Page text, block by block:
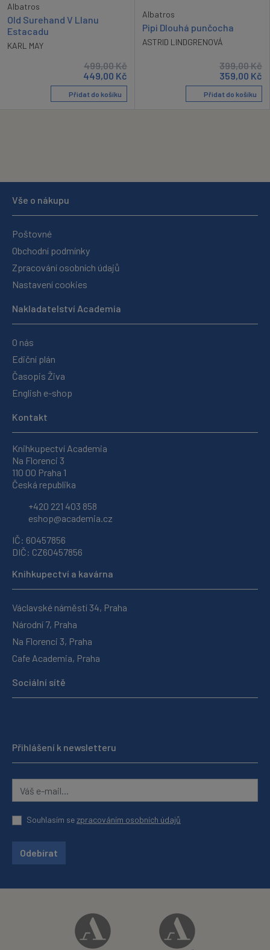
Albatros
Old Surehand V Llanu
Estacadu
KARL MAY
499,00Kč
449,00 Kč
Přidat do košíku
Albatros
Pipi Dlouhá punčocha
ASTRID LINDGRENOVÁ
399,00Kč
359,00 Kč
Přidat do košíku
Vše o nákupu
Poštovné
Obchodní podmínky
Zpracování osobních údajů
Nastavení cookies
Nakladatelství Academia
O nás
Ediční plán
Časopis Živa
English e-shop
Kontakt
Knihkupectví Academia
Na Florenci 3
110 00 Praha 1
Česká republika
+420 221 403 858
eshop@academia.cz
IČ: 60457856
DIČ: CZ60457856
Knihkupectví a kavárna
Václavské náměstí 34, Praha
Národní 7, Praha
Na Florenci 3, Praha
Cafe Academia, Praha
Sociální sítě
Přihlášení k newsletteru
Souhlasím sezpracováním osobních údajů
Odebírat